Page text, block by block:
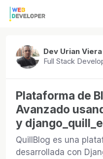
Dev Urian Viera
Full Stack
Plataforma de
Avanzado
y
QuillBlog es una
desarrollada con